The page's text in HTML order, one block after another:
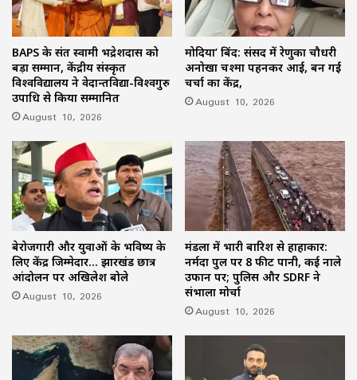
BAPS के संत स्वामी भद्रेशदास को
बड़ा सम्मान, केंद्रीय संस्कृत
विश्वविद्यालय ने वेदान्तविद्या-विश्वगुरु
उपाधि से किया सम्मानित
August 10, 2026
मोदिया’ बिंद: संसद में रेणुका चौधरी
अनोखा चश्मा पहनकर आईं, बन गईं
चर्चा का केंद्र,
August 10, 2026
बेरोजगारी और युवाओं के भविष्य के
लिए केंद्र जिम्मेदार… झारखंड छात्र
आंदोलन पर अखिलेश बोले
August 10, 2026
मंडला में भारी बारिश से हाहाकार:
नर्मदा पुल पर 8 फीट पानी, कई नाले
उफान पर; पुलिस और SDRF ने
संभाला मोर्चा
August 10, 2026